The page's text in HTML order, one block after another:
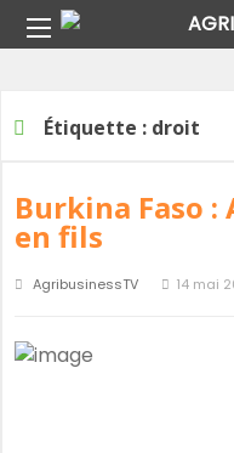
Étiquette : droit
Burkina Faso
en fils
AgribusinessTV 14 mai